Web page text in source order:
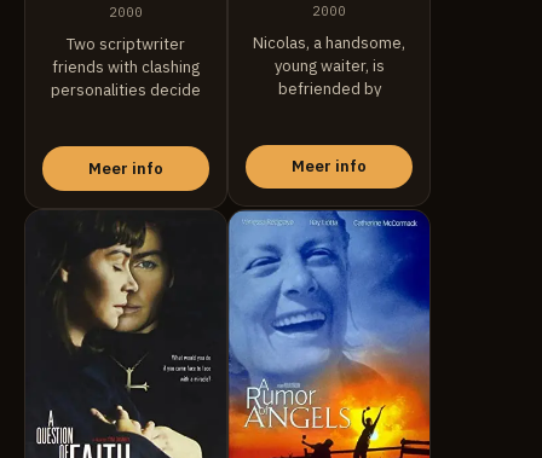
2000
Two scriptwriter
friends with clashing
personalities decide
film. ...
Meer info
2000
Nicolas, a handsome,
young waiter, is
befriended by
Meer info